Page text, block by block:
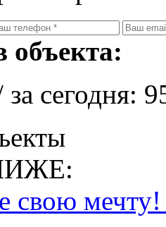
объекта:
за сегодня:
свою